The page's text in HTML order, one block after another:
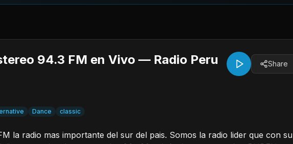
94.3 FM en Vivo — Radio Peru Share
Dance classic
la radio mas importante del sur del pais. Somos la radio lider que con su